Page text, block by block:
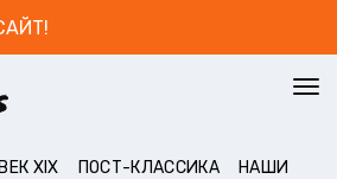
ВЕК XIX ПОСТ-КЛАССИКА НАШИ